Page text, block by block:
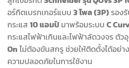
อร์กิตเบรกเกอร์แบบ 3 โพล (3P)รอง
กระแส 10 แอมป์ มาพร้อมระบบ C
กระแสไฟฟ้าเกินและไฟฟ้าลัดวงจร ตั
Onไม่ต้องขันสกรู ช่วยให้ติดตั้งได้อย่า
ความปลอดภัยในการใช้งาน